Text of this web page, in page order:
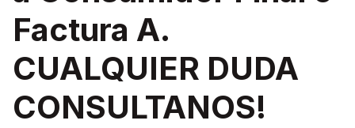
Factura A.
CUALQUIER DUDA
CONSULTANOS!